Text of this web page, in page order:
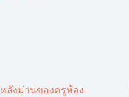
หลังม่านของครูห้อง